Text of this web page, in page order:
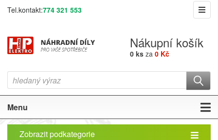
Tel.kontakt:774 321 553
Nákupní košík
0 ks za 0 Kč
Menu
Zobrazit podkategorie